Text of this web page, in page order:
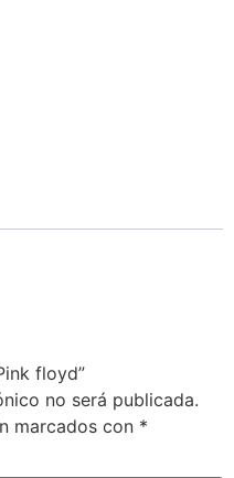
floyd”
no será publicada.
marcados con *